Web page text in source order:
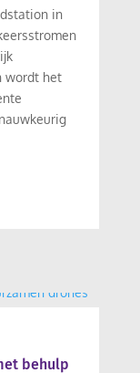
in
wordt het
behulp